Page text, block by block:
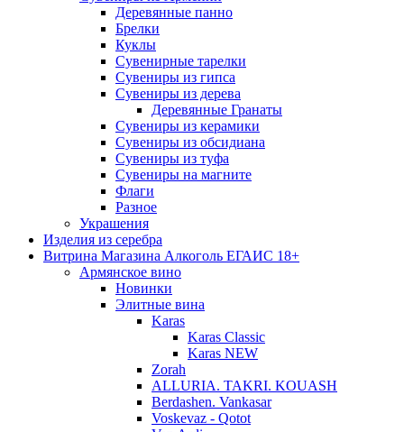
Деревянные панно
Брелки
Куклы
Сувенирные тарелки
Сувениры из гипса
Сувениры из дерева
Деревянные Гранаты
Сувениры из керамики
Сувениры из обсидиана
Сувениры из туфа
Сувениры на магните
Флаги
Разное
Украшения
Изделия из серебра
Витрина Магазина Алкоголь ЕГАИС 18+
Армянское вино
Новинки
Элитные вина
Karas
Karas Classic
Karas NEW
Zorah
ALLURIA. TAKRI. KOUASH
Berdashen. Vankasar
Voskevaz - Qotot